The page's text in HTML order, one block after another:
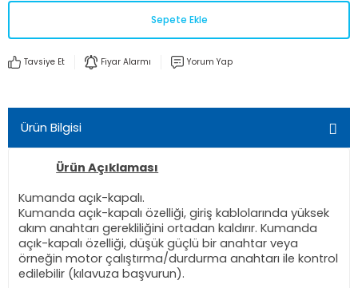
Sepete Ekle
Tavsiye Et Fiyar Alarmı Yorum Yap
Ürün Bilgisi
Ürün Açıklaması
Kumanda açık-kapalı.
Kumanda açık-kapalı özelliği, giriş kablolarında yüksek
akım anahtarı gerekliliğini ortadan kaldırır. Kumanda
açık-kapalı özelliği, düşük güçlü bir anahtar veya
örneğin motor çalıştırma/durdurma anahtarı ile kontrol
edilebilir (kılavuza başvurun).